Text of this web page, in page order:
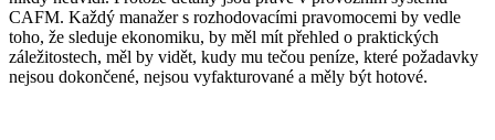
CAFM. Každý manažer s rozhodovacími pravomocemi by vedle
toho, že sleduje ekonomiku, by měl mít přehled o praktických
záležitostech, měl by vidět, kudy mu tečou peníze, které požadavky
nejsou dokončené, nejsou vyfakturované a měly být hotové.